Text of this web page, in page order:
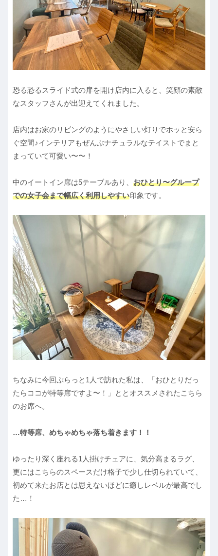
恐る恐るスライド式の扉を開け店内に入ると、笑顔の素敵
なスタッフさんが出迎えてくれました。
店内はお家のリビングのようにやさしい灯りでホッと安ら
ぐ空間♪インテリアもぜんぶナチュラルなテイストでまと
まっていて可愛い〜〜！
中のイートイン席は5テーブルあり、 おひとり〜グループ
での女子会まで幅広く利用しやすい印象です。
ちなみに今回ぷらっと1人で訪れた私は、「おひとりだっ
たらココが特等席ですよ〜！」ととオススメされたこちら
のお席へ。
…特等席、めちゃめちゃ落ち着きます！！
ゆったり深く座れる1人掛けチェアに、気分高まるラグ、
更にはこちらのスペースだけ格子で少し仕切られていて、
初めて来たお店とは思えないほどに癒しレベルが最高でし
た…！